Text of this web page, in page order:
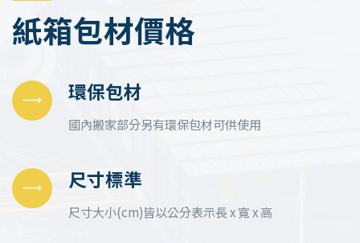
紙箱包材價格
環保包材
國內搬家部分另有環保包材可供使用
尺寸標準
尺寸大小(cm)皆以公分表示長 x 寬 x 高